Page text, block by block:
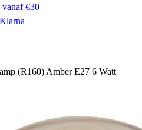
€30
(R160) Amber E27 6 Watt